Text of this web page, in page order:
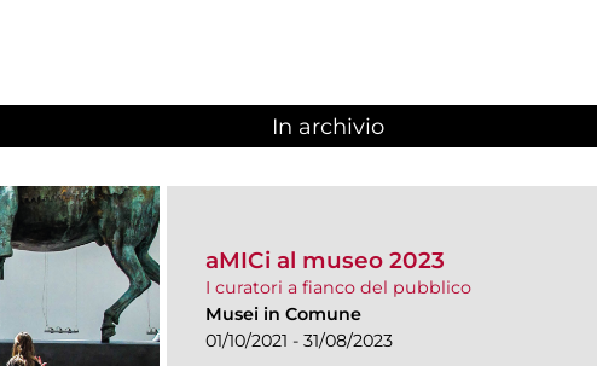
In archivio
aMICi al museo 2023
I curatori a fianco del pubblico
Musei in Comune
01/10/2021 - 31/08/2023